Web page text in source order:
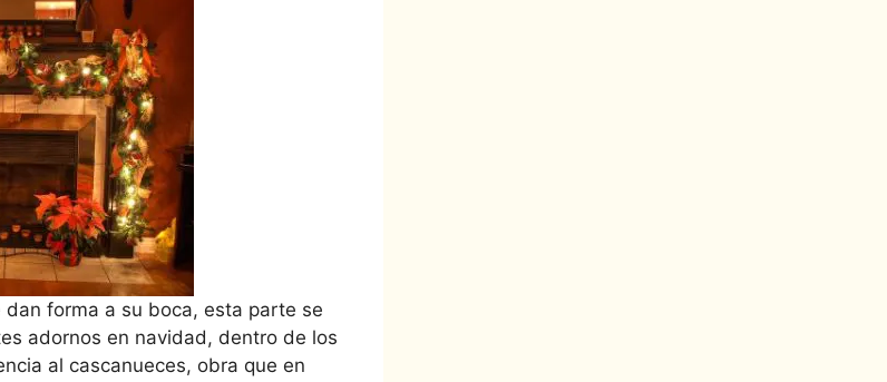
forma a su boca, esta parte se
adornos en navidad, dentro de los
al cascanueces, obra que en